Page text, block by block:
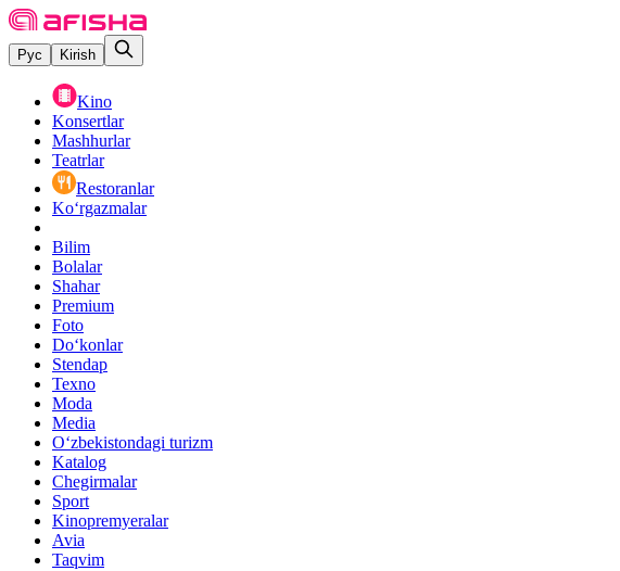
Рус Kirish
Kino
Konsertlar
Mashhurlar
Teatrlar
Restoranlar
Ko‘rgazmalar
Bilim
Bolalar
Shahar
Premium
Foto
Do‘konlar
Stendap
Texno
Moda
Media
O‘zbekistondagi turizm
Katalog
Chegirmalar
Sport
Kinopremyeralar
Avia
Taqvim